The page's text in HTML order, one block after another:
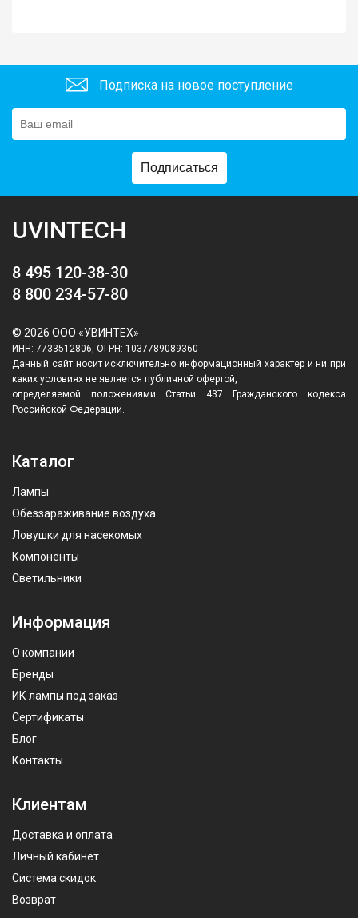
Подписка на новое поступление
Подписаться
UVINTECH
8 495 120-38-30
8 800 234-57-80
© 2026 ООО «УВИНТЕХ»
ИНН: 7733512806, ОГРН: 1037789089360
Данный сайт носит исключительно информационный характер и ни при
каких условиях не является публичной офертой,
определяемой положениями Статьи 437 Гражданского кодекса
Российской Федерации.
Каталог
Лампы
Обеззараживание воздуха
Ловушки для насекомых
Компоненты
Светильники
Информация
О компании
Бренды
ИК лампы под заказ
Сертификаты
Блог
Контакты
Клиентам
Доставка и оплата
Личный кабинет
Система скидок
Возврат